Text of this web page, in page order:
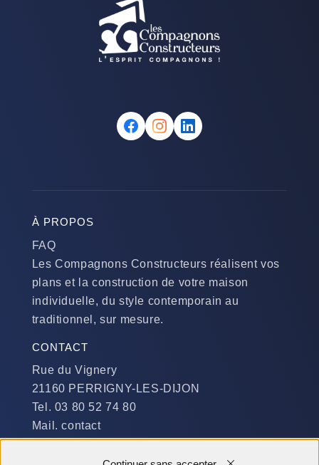
À PROPOS
FAQ
Les Compagnons Constructeurs réalisent vos
plans et la construction de votre maison
individuelle, du style contemporain au
traditionnel, sur mesure.
CONTACT
Rue du Vignery
21160 PERRIGNY-LES-DIJON
Tel. 03 80 52 74 80
Mail. contact